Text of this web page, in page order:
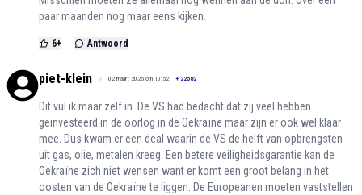
paar maanden nog maar eens kijken.
6+ Antwoord
piet-klein 02 maart 2025 om 10:52 + 22582
Dit vul ik maar zelf in. De VS had bedacht dat zij veel hebben
geinvesteerd in de oorlog in de Oekraïne maar zijn er ook wel klaar
mee. Dus kwam er een deal waarin de VS de helft van opbrengsten
uit gas, olie, metalen kreeg. Een betere veiligheidsgarantie kan de
Oekraïne zich niet wensen want er komt een groot belang in het
oosten van de Oekraïne te liggen. De Europeanen moeten vaststellen